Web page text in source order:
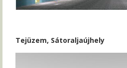
Tejüzem, Sátoraljaújhely